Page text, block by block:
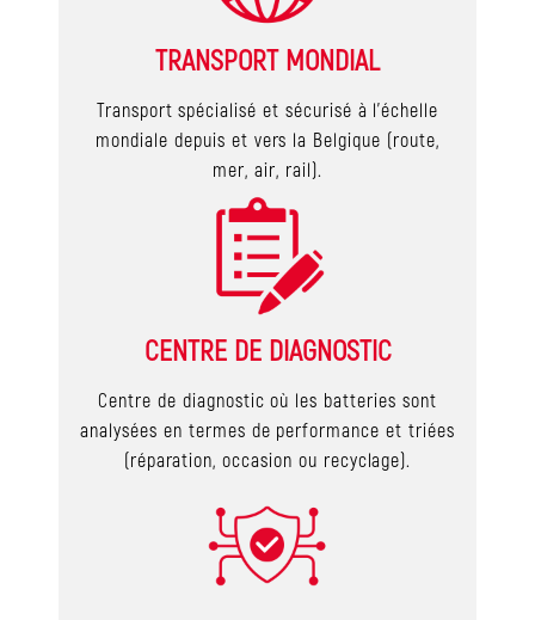
TRANSPORT MONDIAL
Transport spécialisé et sécurisé à l’échelle
mondiale depuis et vers la Belgique (route,
mer, air, rail).
CENTRE DE DIAGNOSTIC
Centre de diagnostic où les batteries sont
analysées en termes de performance et triées
(réparation, occasion ou recyclage).